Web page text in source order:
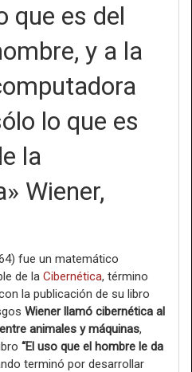
que es del
y a la
lo que es
la
Wiener,
fue un matemático
de la Cibernética, término
la publicación de su libro
Wiener llamó cibernética al
animales y máquinas,
“El uso que el hombre le da
terminó por desarrollar